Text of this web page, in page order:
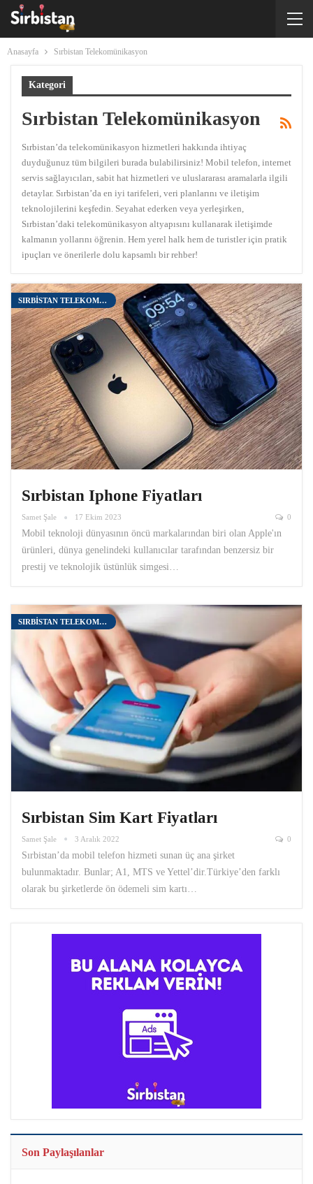
Anasayfa Sırbistan Telekomünikasyon
Kategori
Sırbistan Telekomünikasyon
Sırbistan’da telekomünikasyon hizmetleri hakkında ihtiyaç
duyduğunuz tüm bilgileri burada bulabilirsiniz! Mobil telefon, internet
servis sağlayıcıları, sabit hat hizmetleri ve uluslararası aramalarla ilgili
detaylar. Sırbistan’da en iyi tarifeleri, veri planlarını ve iletişim
teknolojilerini keşfedin. Seyahat ederken veya yerleşirken,
Sırbistan’daki telekomünikasyon altyapısını kullanarak iletişimde
kalmanın yollarını öğrenin. Hem yerel halk hem de turistler için pratik
ipuçları ve önerilerle dolu kapsamlı bir rehber!
SIRBISTAN TELEKOMÜNIKASYON
Sırbistan Iphone Fiyatları
Samet Şale 17 Ekim 2023 0
Mobil teknoloji dünyasının öncü markalarından biri olan Apple'ın
ürünleri, dünya genelindeki kullanıcılar tarafından benzersiz bir
prestij ve teknolojik üstünlük simgesi…
SIRBISTAN TELEKOMÜNIKASYON
Sırbistan Sim Kart Fiyatları
Samet Şale 3 Aralık 2022 0
Sırbistan’da mobil telefon hizmeti sunan üç ana şirket
bulunmaktadır. Bunlar; A1, MTS ve Yettel’dir.Türkiye’den farklı
olarak bu şirketlerde ön ödemeli sim kartı…
Son Paylaşılanlar